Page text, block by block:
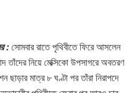
:সোমবার রাতে পৃথিবীতে ফিরে আসলেন
তাঁদের নিয়ে মেক্সিকো উপসাগরে অবতরণ
মাত্র ৮ ঘণ্টা পর তাঁরা নিরাপদে